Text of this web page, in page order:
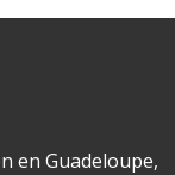
en Guadeloupe,